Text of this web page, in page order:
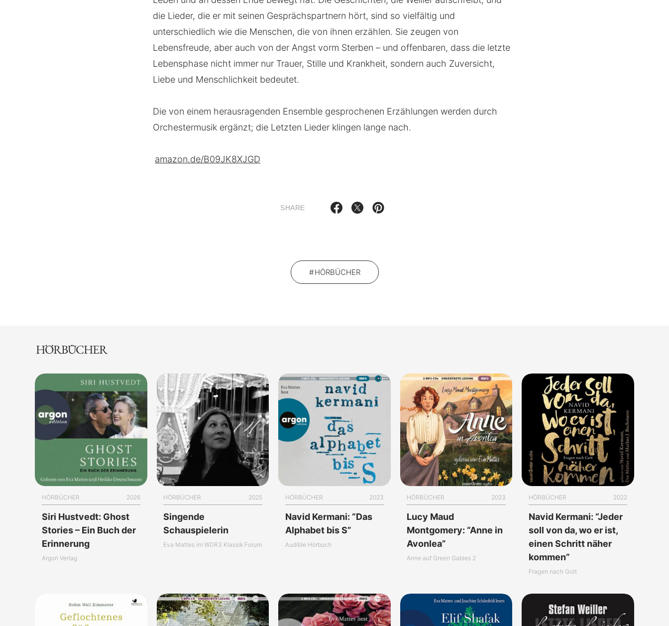
die Lieder, die er mit seinen Gesprächspartnern hört, sind so vielfältig und
unterschiedlich wie die Menschen, die von ihnen erzählen. Sie zeugen von
Lebensfreude, aber auch von der Angst vorm Sterben – und offenbaren, dass die letzte
Lebensphase nicht immer nur Trauer, Stille und Krankheit, sondern auch Zuversicht,
Liebe und Menschlichkeit bedeutet.
Die von einem herausragenden Ensemble gesprochenen Erzählungen werden durch
Orchestermusik ergänzt; die Letzten Lieder klingen lange nach.
amazon.de/B09JK8XJGD
SHARE
HÖRBÜCHER
HÖRBÜCHER
HÖRBÜCHER 2026
Siri Hustvedt: Ghost
Stories – Ein Buch der
Erinnerung
Argon Verlag
HÖRBÜCHER 2025
Singende
Schauspielerin
Eva Mattes im WDR3 Klassik Forum
HÖRBÜCHER 2023
Navid Kermani: “Das
Alphabet bis S”
Audible Hörbuch
HÖRBÜCHER 2023
Lucy Maud
Montgomery: “Anne in
Avonlea”
Anne auf Green Gables 2
HÖRBÜCHER 2022
Navid Kermani: “Jeder
soll von da, wo er ist,
einen Schritt näher
kommen”
Fragen nach Gott